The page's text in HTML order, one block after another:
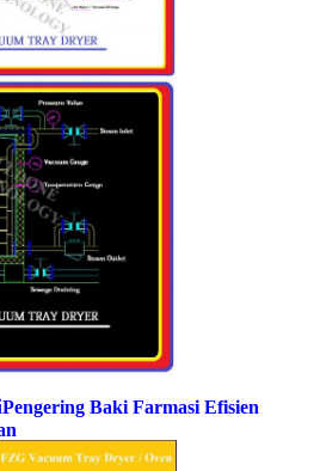
Pengering Baki Farmasi Efisien